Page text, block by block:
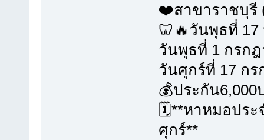
❤️สาขาราชบุรี
🦷🔥วันพุธที่
วันพุธที่ 1 กรก
วันศุกร์ที่ 17 กร
💰ประกัน6,000
🗓️**หาหมอประ
ศุกร์**